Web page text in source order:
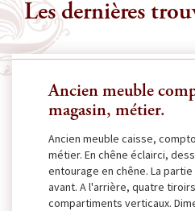
Les dernières
Ancien meuble
magasin, métier.
Ancien meuble caisse,
métier. En chêne éclairci,
entourage en chêne. La
avant. A l'arrière, quatre
compartiments verticaux.